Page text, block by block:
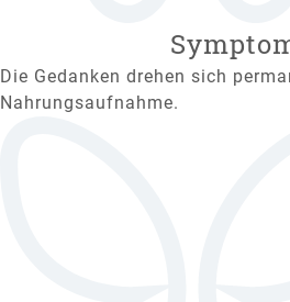
Die Gedanken drehen sich
Nahrungsaufnahme.